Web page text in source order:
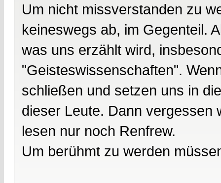
Um nicht missverstanden zu
keineswegs ab, im Gegenteil.
was uns erzählt wird,
"Geisteswissenschaften".
schließen und setzen uns in
dieser Leute. Dann vergessen
lesen nur noch Renfrew.
Um berühmt zu werden